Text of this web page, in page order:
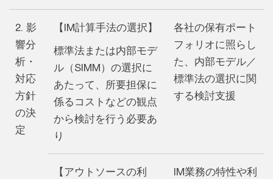
2. 影
響分
析・
対応
方針
の決
定
【IM計算手法の選択】
標準法または内部モデ
ル（SIMM）の選択に
あたって、所要担保に
係るコストなどの観点
から検討を行う必要あ
り
各社の保有ポート
フォリオに照らし
た、内部モデル／
標準法の選択に関
する検討支援
【アウトソースの利
IM業務の特性や利